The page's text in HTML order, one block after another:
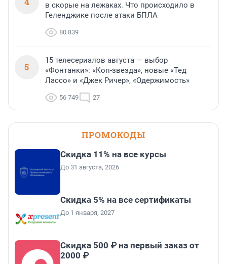
в скорые на лежаках. Что происходило в
Геленджике после атаки БПЛА
80 839
5
15 телесериалов августа — выбор
«Фонтанки»: «Коп-звезда», новые «Тед
Лассо» и «Джек Ричер», «Одержимость»
56 749 27
ПРОМОКОДЫ
Скидка 11% на все курсы
До 31 августа, 2026
Скидка 5% на все сертификаты
До 1 января, 2027
Скидка 500 ₽ на первый заказ от
2000 ₽